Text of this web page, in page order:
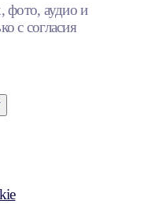
фото, аудио и
с согласия